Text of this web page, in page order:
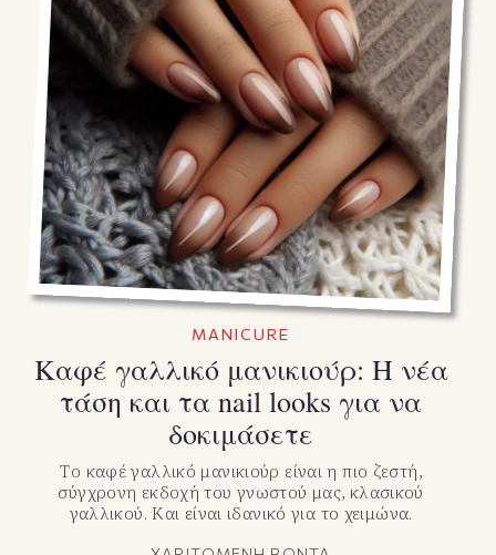
MANICURE
Καφέ γαλλικό μανικιούρ: Η νέα
τάση και τα nail looks για να
δοκιμάσετε
Το καφέ γαλλικό μανικιούρ είναι η πιο ζεστή,
σύγχρονη εκδοχή του γνωστού μας, κλασικού
γαλλικού. Και είναι ιδανικό για το χειμώνα.